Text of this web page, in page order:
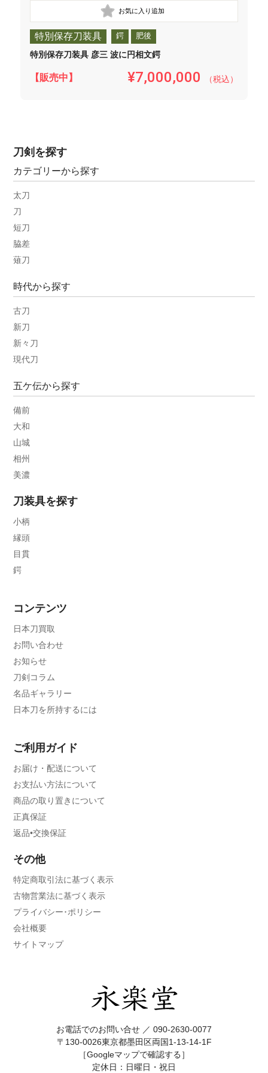
特別保存刀装具 鍔 肥後
特別保存刀装具 彦三 波に円相文鍔
【販売中】 ¥7,000,000 （税込）
刀剣を探す
カテゴリーから探す
太刀
刀
短刀
脇差
薙刀
時代から探す
古刀
新刀
新々刀
現代刀
五ケ伝から探す
備前
大和
山城
相州
美濃
刀装具を探す
小柄
縁頭
目貫
鍔
コンテンツ
日本刀買取
お問い合わせ
お知らせ
刀剣コラム
名品ギャラリー
日本刀を所持するには
ご利用ガイド
お届け・配送について
お支払い方法について
商品の取り置きについて
正真保証
返品•交換保証
その他
特定商取引法に基づく表示
古物営業法に基づく表示
プライバシー･ポリシー
会社概要
サイトマップ
お電話でのお問い合せ ／ 090-2630-0077
〒130-0026東京都墨田区両国1-13-14-1F
［Googleマップで確認する］
定休日：日曜日・祝日